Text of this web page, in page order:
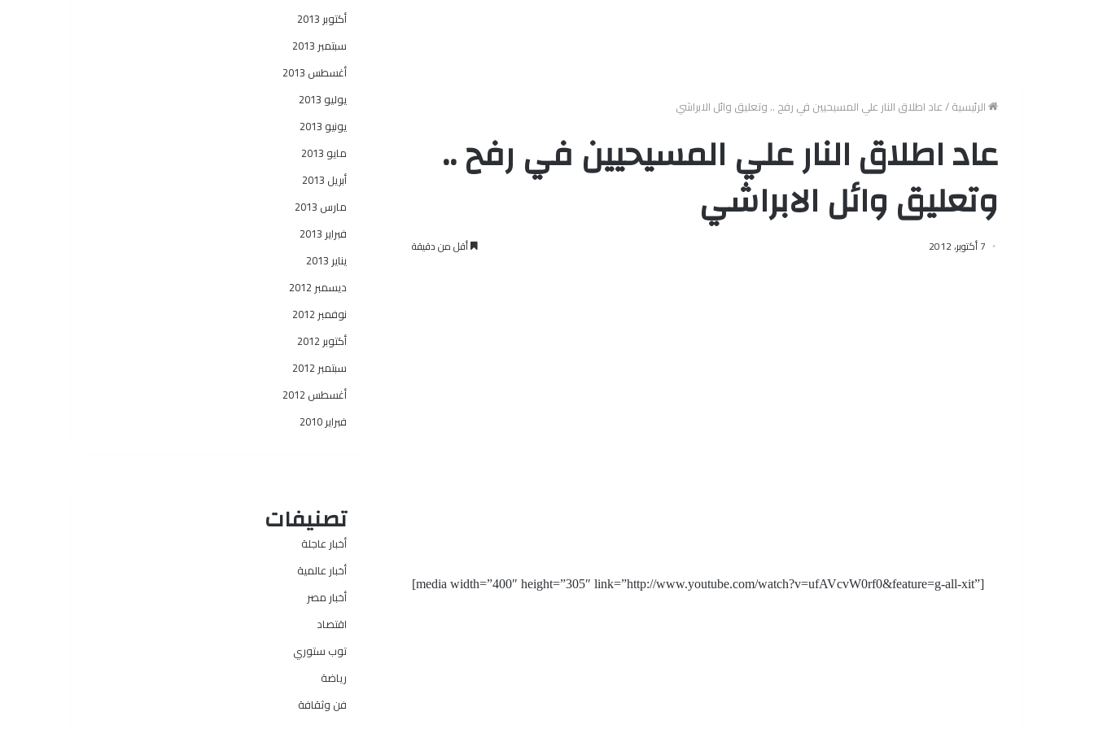
الرئيسية/عاد اطلاق النار علي المسيحيين في رفح .. وتعليق وائل الابراشي
عاد اطلاق النار علي المسيحيين في رفح ..
وتعليق وائل الابراشي
7 أكتوبر، 2012 أقل من دقيقة
[media width=”400″ height=”305″ link=”http://www.youtube.com/watch?v=ufAVcvW0rf0&feature=g-all-xit”]
أكتوبر 2013
سبتمبر 2013
أغسطس 2013
يوليو 2013
يونيو 2013
مايو 2013
أبريل 2013
مارس 2013
فبراير 2013
يناير 2013
ديسمبر 2012
نوفمبر 2012
أكتوبر 2012
سبتمبر 2012
أغسطس 2012
فبراير 2010
تصنيفات
أخبار عاجلة
أخبار عالمية
أخبار مصر
اقتصاد
توب ستوري
رياضة
فن وثقافة